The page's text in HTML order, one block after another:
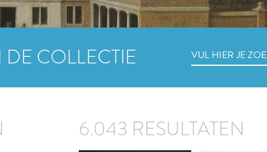
COLLECTIE
6.043 RESULTATEN